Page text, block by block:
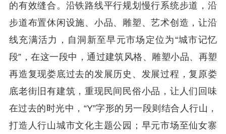
的有效缝合。沿铁路线平行规划慢行系统步道，沿
步道布置休闲设施、小品、雕塑、艺术创造，让沿
线充满活力，自洞新至早元市场定位为“城市记忆
段”，在这一段中，通过建筑风格、雕塑小品、再塑
再造复现娄底过去的发展历史、发展过程，复原娄
底老街旧有建筑，重现民间民俗小品，让人们回味
在过去的时光中，“Y”字形的另一段则结合人行山，
打造人行山城市文化主题公园；早元市场至仙女寨